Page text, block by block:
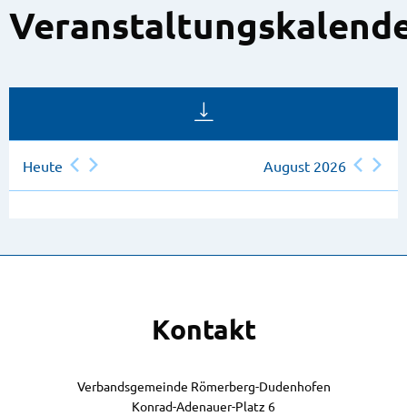
Heute August 2026
Kontakt
Verbandsgemeinde Römerberg-Dudenhofen
Konrad-Adenauer-Platz 6